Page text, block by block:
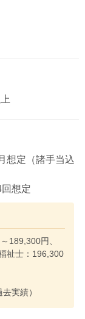
想定（諸手当込
想定
189,300円、
祉士：196,300
実績）